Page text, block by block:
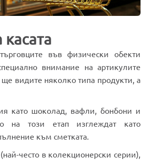
във физически обекти
внимание на артикулите
ще видите няколко типа продукти, а
като шоколад, вафли, бонбони и
на този етап изглеждат като
към сметката.
често в колекционерски серии),